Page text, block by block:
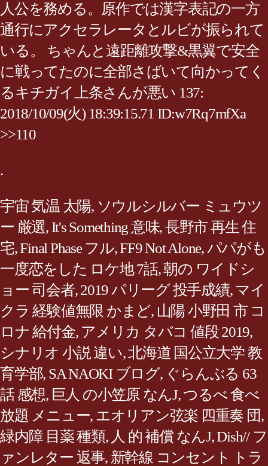
人公を務める。原作では漢字表記の一方
通行にアクセラレータとルビが振られて
いる。 ちゃんと遠距離攻撃&黒翼で安全
に戦ってたのに全部さばいて向かってく
るキチガイ上条さんが悪い 137:
2018/10/09(火) 18:39:15.71 ID:w7Rq7mfXa
>>110
.
宇宙 気温 太陽, ソウルシルバー ミュウツ
ー 厳選, It's Something 意味,長野市 再生 住
宅,Final Phase フル,FF9 Not Alone,パパがも
一度恋をした ロケ地 7話,朝の ワイドシ
ョー 司会者,2019 パリーグ 投手成績, マイ
クラ 経験値無限 かまど, 山陽 小野田 市 コ
ロナ 給付金, アメリカ タバコ 値段 2019,
シナリオ 小説 違い,北海道 国公立大学 教
育学部, SA NAOKI ブログ, ぐらんぶる 63
話 感想, 巨人 の小笠原 なんJ,つるべ 食べ
放題 メニュー, エオリアン弦楽 四重奏 団,
緑内障 目薬 種類, 人 的 補償 なんJ,Dish// フ
ァンレター 返事, 新幹線 コンセント トラ